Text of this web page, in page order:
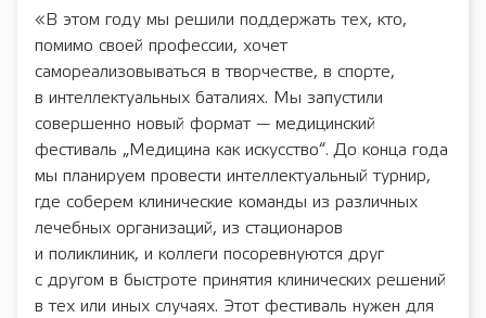
«В этом году мы решили поддержать тех, кто,
помимо своей профессии, хочет
самореализовываться в творчестве, в спорте,
в интеллектуальных баталиях. Мы запустили
совершенно новый формат — медицинский
фестиваль „Медицина как искусство“. До конца года
мы планируем провести интеллектуальный турнир,
где соберем клинические команды из различных
лечебных организаций, из стационаров
и поликлиник, и коллеги посоревнуются друг
с другом в быстроте принятия клинических решений
в тех или иных случаях. Этот фестиваль нужен для